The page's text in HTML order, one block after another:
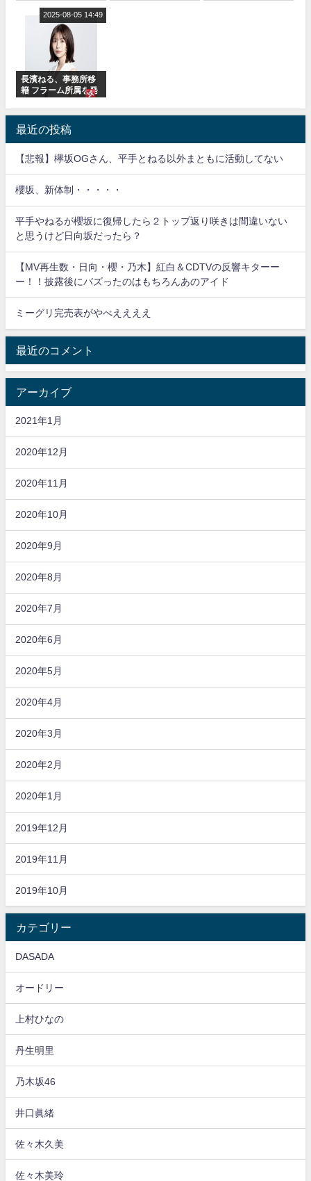
Break』オフィシャ
ルグッズ解禁
長濱ねる、事務所移
籍 フラーム所属を発
2025-08-05 14:49
最近の投稿
【悲報】欅坂OGさん、平手とねる以外まともに活動してない
櫻坂、新体制・・・・・
平手やねるが櫻坂に復帰したら２トップ返り咲きは間違いない
と思うけど日向坂だったら？
【MV再生数・日向・櫻・乃木】紅白＆CDTVの反響キターー
ー！！披露後にバズったのはもちろんあのアイド
ミーグリ完売表がやべええええ
最近のコメント
アーカイブ
2021年1月
2020年12月
2020年11月
2020年10月
2020年9月
2020年8月
2020年7月
2020年6月
2020年5月
2020年4月
2020年3月
2020年2月
2020年1月
2019年12月
2019年11月
2019年10月
カテゴリー
DASADA
オードリー
上村ひなの
丹生明里
乃木坂46
井口眞緒
佐々木久美
佐々木美玲